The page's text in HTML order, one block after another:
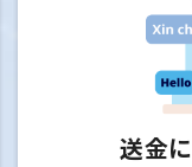
送金